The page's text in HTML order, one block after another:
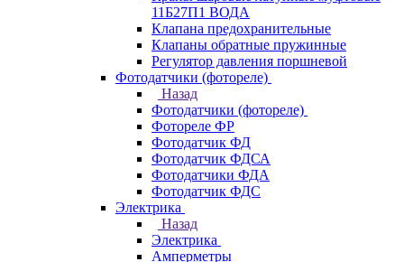
11Б27П1 ВОДА
Клапана предохранительные
Клапаны обратные пружинные
Регулятор давления поршневой
Фотодатчики (фотореле)
Назад
Фотодатчики (фотореле)
Фотореле ФР
Фотодатчик ФД
Фотодатчик ФДСА
Фотодатчики ФДА
Фотодатчик ФДС
Электрика
Назад
Электрика
Амперметры